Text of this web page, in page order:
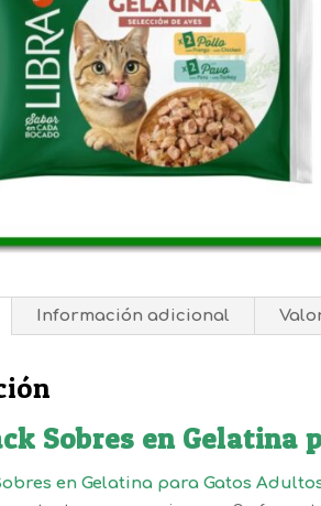
Información adicional
Sobres en Gelatina
en Gelatina para Gatos